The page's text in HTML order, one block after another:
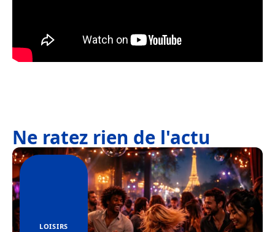
Ne ratez rien de l'actu
LOISIRS